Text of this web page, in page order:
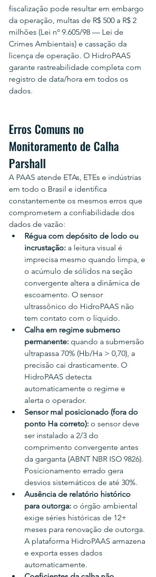
fiscalização pode resultar em embargo
da operação, multas de R$ 500 a R$ 2
milhões (Lei nº 9.605/98 — Lei de
Crimes Ambientais) e cassação da
licença de operação. O HidroPAAS
garante rastreabilidade completa com
registro de data/hora em todos os
dados.
Erros Comuns no
Monitoramento de Calha
Parshall
A PAAS atende ETAs, ETEs e indústrias
em todo o Brasil e identifica
constantemente os mesmos erros que
comprometem a confiabilidade dos
dados de vazão:
Régua com depósito de lodo ou
incrustação: a leitura visual é
imprecisa mesmo quando limpa, e
o acúmulo de sólidos na seção
convergente altera a dinâmica de
escoamento. O sensor
ultrassônico do HidroPAAS não
tem contato com o líquido.
Calha em regime submerso
permanente: quando a submersão
ultrapassa 70% (Hb/Ha > 0,70), a
precisão cai drasticamente. O
HidroPAAS detecta
automaticamente o regime e
alerta o operador.
Sensor mal posicionado (fora do
ponto Ha correto): o sensor deve
ser instalado a 2/3 do
comprimento convergente antes
da garganta (ABNT NBR ISO 9826).
Posicionamento errado gera
desvios sistemáticos de até 30%.
Ausência de relatório histórico
para outorga: o órgão ambiental
exige séries históricas de 12+
meses para renovação de outorga.
A plataforma HidroPAAS armazena
e exporta esses dados
automaticamente.